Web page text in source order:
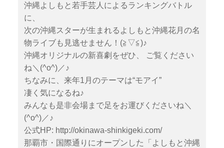
沖縄よしもと若手芸人によるランキングバトル
に、
次の沖縄スターが生まれるよしもと沖縄花月の名
物ライブも見逃せません！(≧▽≦)♪
沖縄オリジナルの新喜劇をぜひ、 ご覧ください
ね＼(^o^)／♪
ちなみに、来年1月のテーマは“モアイ”
凄く気になるね♪
みんなも是非会場まで足をお運びくださいね＼
(^o^)／♪
公式HP: http://okinawa-shinkigeki.com/
那覇市・国際通りにオープンした「よしもと沖縄